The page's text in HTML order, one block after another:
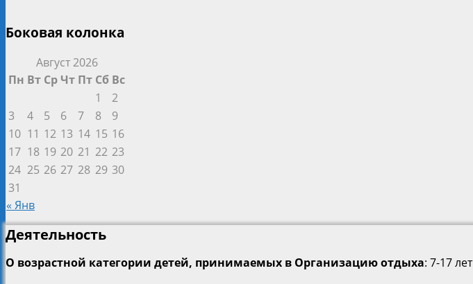
Боковая колонка
Август 2026
Пн Вт Ср Чт Пт Сб Вс
1
2
3
4 5 6 7 8
9
10 11 12 13 14 15 16
17 18 19 20 21 22 23
24 25 26 27 28 29 30
31
« Янв
Деятельность
О возрастной категории детей, принимаемых в Организацию отдыха: 7-17 лет